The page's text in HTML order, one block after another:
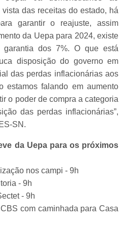
das receitas do estado, há
garantir o reajuste, assim
da Uepa para 2024, existe
dos 7%. O que está
disposição do governo em
das perdas inflacionárias aos
estamos falando em aumento
o poder de compra a categoria
das perdas inflacionárias”,
SN.
da Uepa para os próximos
nos campi - 9h
- 9h
- 9h
com caminhada para Casa